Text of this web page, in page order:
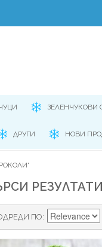
ЗЕЛЕНЧУКОВИ
ДРУГИ НОВИ
ПО